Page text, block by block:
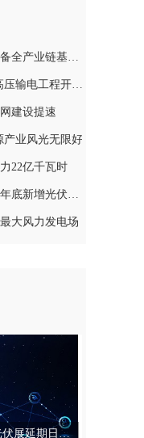
每日信息：齐齐哈尔风电装备全产业链基本形成
每日关注!白鹤滩—江苏特高压输电工程开展故障试验
建设提速
业风光无限好
22亿千瓦时
当前热讯：浙江诸暨：2025年底新增光伏装机500MW，配储10%
大风力发电场
当前资讯!2022年上海SNEC光伏展延期日期：2022年12月27-29日